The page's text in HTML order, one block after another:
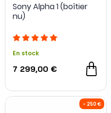
Sony Alpha 1 (boîtier
nu)
En stock
7 299,00 €